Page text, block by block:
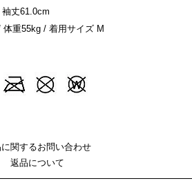
61.0cm
重55kg / 着用サイズ M
関するお問い合わせ
返品について